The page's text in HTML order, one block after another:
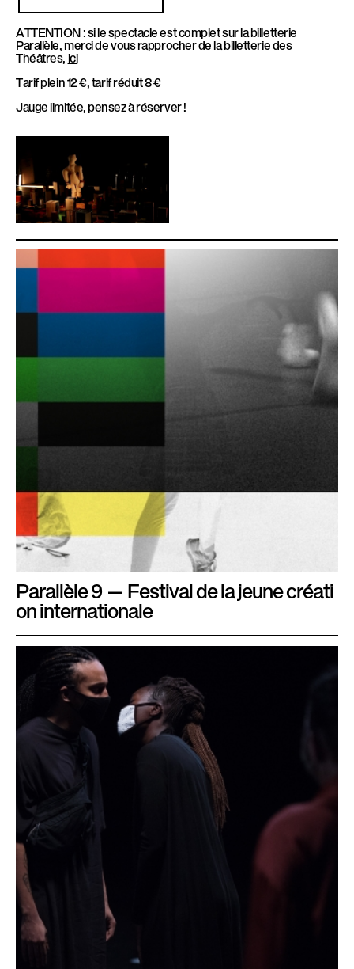
ATTENTION : si le spectacle est complet sur la billetterie
Parallèle, merci de vous rapprocher de la billetterie des
Théâtres, ici
Tarif plein 12 €, tarif réduit 8 €
Jauge limitée, pensez à réserver !
Parallèle 9 — Festival de la jeune créati
on internationale